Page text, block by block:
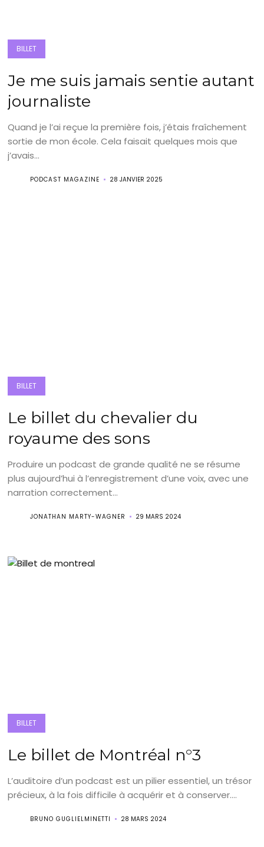
BILLET
Je me suis jamais sentie autant
journaliste
Quand je l’ai reçue la première fois, j’étais fraîchement
sortie de mon école. Cela faisait quelques mois que
j’avais...
PODCAST MAGAZINE 28 JANVIER 2025
BILLET
Le billet du chevalier du
royaume des sons
Produire un podcast de grande qualité ne se résume
plus aujourd’hui à l’enregistrement d’une voix, avec une
narration correctement...
JONATHAN MARTY-WAGNER 29 MARS 2024
BILLET
Le billet de Montréal n°3
L’auditoire d’un podcast est un pilier essentiel, un trésor
précieux, à la fois difficile à acquérir et à conserver....
BRUNO GUGLIELMINETTI 28 MARS 2024